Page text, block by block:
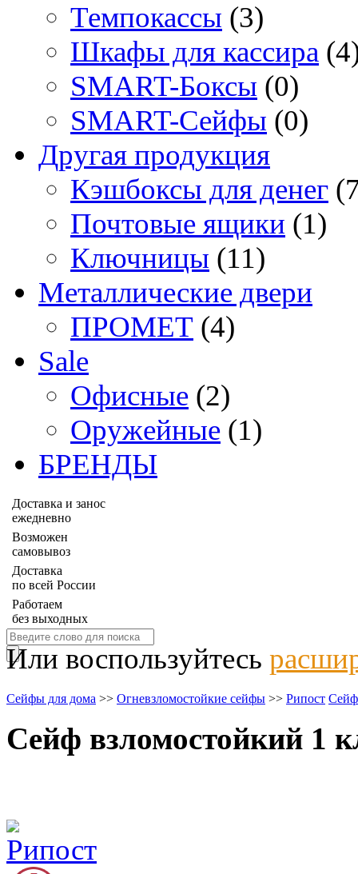
Темпокассы (3)
Шкафы для кассира
SMART-Боксы (0)
SMART-Сейфы (0)
Другая продукция
Кэшбоксы для денег
Почтовые ящики (1)
Ключницы (11)
Металлические двери
ПРОМЕТ (4)
Sale
Офисные (2)
Оружейные (1)
БРЕНДЫ
Доставка и занос
ежедневно
Возможен
самовывоз
Доставка
по всей России
Работаем
без выходных
Или воспользуйтесь
Сейфы для дома >> Огневзломостойкие сейфы >> Рипост Сейф
Сейф взломостойкий 1